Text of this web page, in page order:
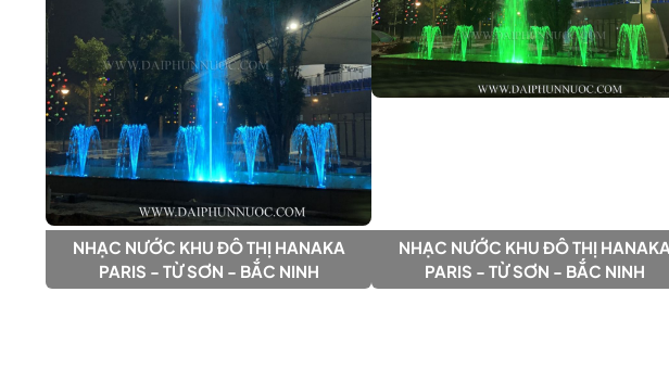
NHẠC NƯỚC KHU ĐÔ THỊ HANAKA
PARIS - TỪ SƠN - BẮC NINH
NHẠC NƯỚC KHU ĐÔ THỊ HANAKA
PARIS - TỪ SƠN - BẮC NINH